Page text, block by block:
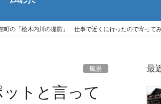
町の「桧木内川の堤防」 仕事で近くに行ったので寄ってみ
風景
ットと言って
最